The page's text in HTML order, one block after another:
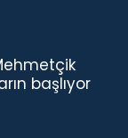
başlıyor